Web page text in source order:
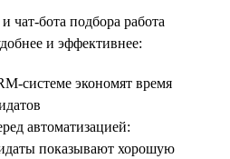
чат-бота подбора работа
и эффективнее:
системе экономят время
автоматизацией:
показывают хорошую